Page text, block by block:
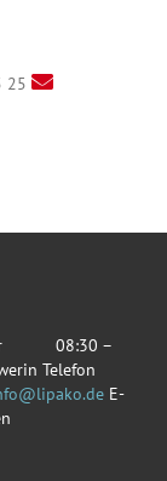
25
Fr 08:30 –
Telefon
E-